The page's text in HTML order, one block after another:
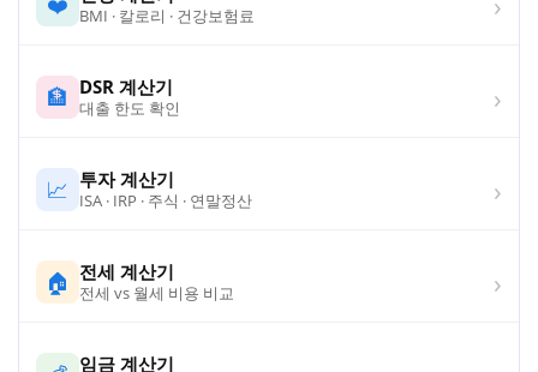
BMI · 칼로리 · 건강보험료
🏦 DSR 계산기
대출 한도 확인 ›
📈 투자 계산기
ISA · IRP · 주식 · 연말정산 ›
🏠 전세 계산기
전세 vs 월세 비용 비교 ›
임금 계산기